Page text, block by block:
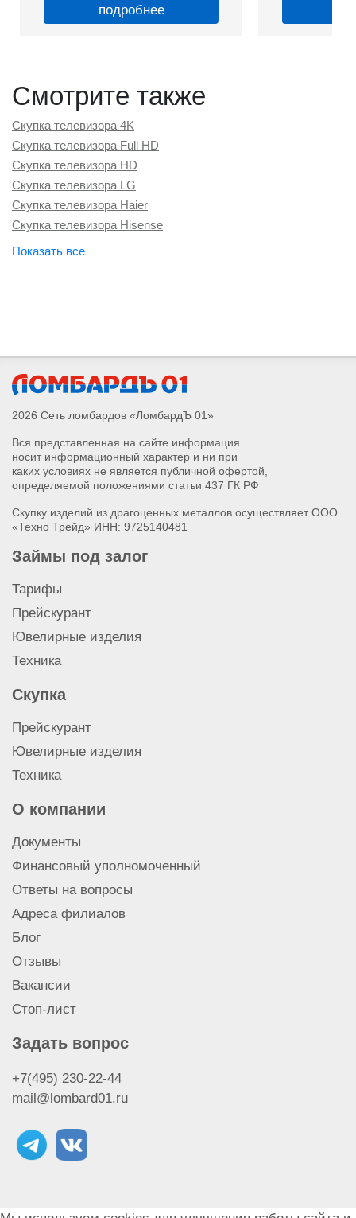
подробнее
Смотрите также
Скупка телевизора 4K
Скупка телевизора Full HD
Скупка телевизора HD
Скупка телевизора LG
Скупка телевизора Haier
Скупка телевизора Hisense
Скупка телевизора Hyundai
2026 Сеть ломбардов «ЛомбардЪ 01»
Вся представленная на сайте информация
носит информационный характер и ни при
каких условиях не является публичной офертой,
определяемой положениями статьи 437 ГК РФ
Скупку изделий из драгоценных металлов осуществляет ООО
«Техно Трейд» ИНН: 9725140481
Займы под залог
Тарифы
Прейскурант
Ювелирные изделия
Техника
Скупка
Прейскурант
Ювелирные изделия
Техника
О компании
Документы
Финансовый уполномоченный
Ответы на вопросы
Адреса филиалов
Блог
Отзывы
Вакансии
Стоп-лист
Задать вопрос
+7(495) 230-22-44
mail@lombard01.ru